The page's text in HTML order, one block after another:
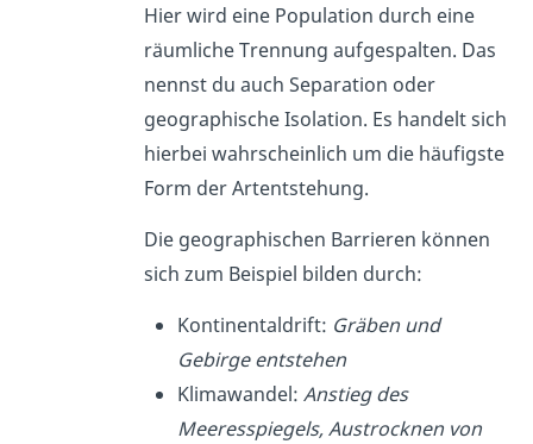
Hier wird eine Population durch eine
räumliche Trennung aufgespalten. Das
nennst du auch Separation oder
geographische Isolation. Es handelt sich
hierbei wahrscheinlich um die häufigste
Form der Artentstehung.
Die geographischen Barrieren können
sich zum Beispiel bilden durch:
Kontinentaldrift: Gräben und
Gebirge entstehen
Klimawandel:Anstieg des
Meeresspiegels, Austrocknen von